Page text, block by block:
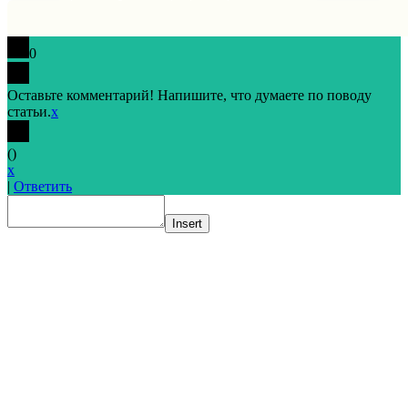
0
Оставьте комментарий! Напишите, что думаете по поводу
статьи.x
()
x
| Ответить
Insert